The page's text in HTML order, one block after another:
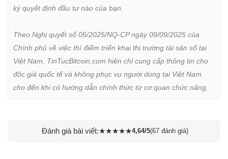
kỳ quyết định đầu tư nào của bạn.
Theo Nghị quyết số 05/2025/NQ-CP ngày 09/09/2025 của
Chính phủ về việc thí điểm triển khai thị trường tài sản số tại
Việt Nam, TinTucBitcoin.com hiện chỉ cung cấp thông tin cho
độc giả quốc tế và không phục vụ người dùng tại Việt Nam
cho đến khi có hướng dẫn chính thức từ cơ quan chức năng.
Đánh giá bài viết:★★★★★4,64/5(67 đánh giá)